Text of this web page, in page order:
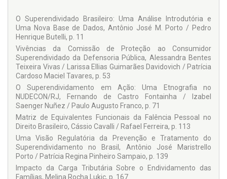
Doutora e Mestre pela Faculdade de Direito da Universidade
de São Paulo - USP. Professora da FGV DIREITO RIO - Escola
de Direito do Rio de Janeiro da Fundação Getulio Vargas.
Pesquisadora do Centro de Pesquisa em Direito e Economia -
CPDE da FGV DIREITO RIO.
COLABORADORES
Alessandra Bentes Teixeira Vivas
Antônio José Maristrello Porto
Cássio Cavalli
Fernando de Castro Fontainha
Izabel Saenger Nuñez
Larissa Ellias Guimarães Davidovich
O Superendividado Brasileiro: Uma Análise Introdutória e
Uma Nova Base de Dados, Antônio José M. Porto / Pedro
Henrique Butelli, p. 11
Vivências da Comissão de Proteção ao Consumidor
Superendividado da Defensoria Pública, Alessandra Bentes
Teixeira Vivas / Larissa Ellias Guimarães Davidovich / Patrícia
Cardoso Maciel Tavares, p. 53
O Superendividamento em Ação: Uma Etnografia no
NUDECON/RJ, Fernando de Castro Fontainha / Izabel
Saenger Nuñez / Paulo Augusto Franco, p. 71
Matriz de Equivalentes Funcionais da Falência Pessoal no
Direito Brasileiro, Cássio Cavalli / Rafael Ferreira, p. 113
Uma Visão Regulatória da Prevenção e Tratamento do
Superendividamento no Brasil, Antônio José Maristrello
Porto / Patrícia Regina Pinheiro Sampaio, p. 139
Impacto da Carga Tributária Sobre o Endividamento das
Famílias, Melina Rocha Lukic, p. 167